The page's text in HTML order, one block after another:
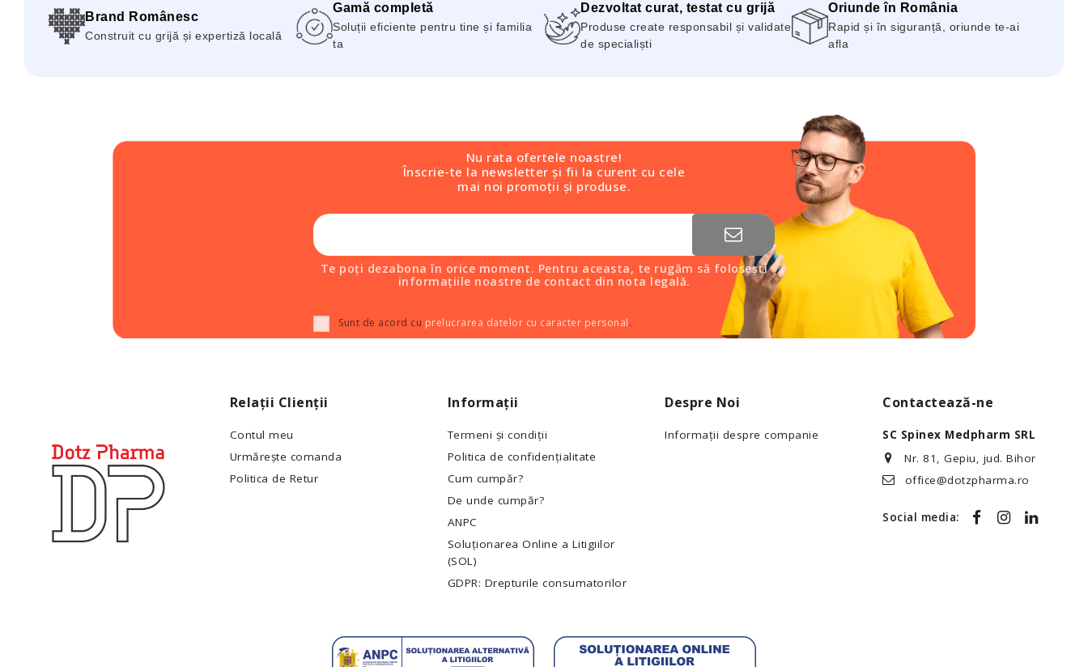
Brand Românesc
Construit cu grijă și expertiză locală
Gamă completă
Soluții eficiente pentru tine și familia
ta
Dezvoltat curat, testat cu grijă
Produse create responsabil și validate
de specialiști
Oriunde în România
Rapid și în siguranță, oriunde te-ai
afla
Nu rata ofertele noastre!
Înscrie-te la newsletter și fii la curent cu cele
mai noi promoții și produse.
Te poți dezabona în orice moment. Pentru aceasta, te rugăm să folosești
informațiile noastre de contact din nota legală.
Sunt de acord cu prelucrarea datelor cu caracter personal.
Relații Clienții
Contul meu
Urmărește comanda
Politica de Retur
Informații
Termeni și condiții
Politica de confidențialitate
Cum cumpăr?
De unde cumpăr?
ANPC
Soluționarea Online a Litigiilor
(SOL)
GDPR: Drepturile consumatorilor
Despre Noi
Informații despre companie
Contactează-ne
SC Spinex Medpharm SRL
Nr. 81, Gepiu, jud. Bihor
office@dotzpharma.ro
Social media: